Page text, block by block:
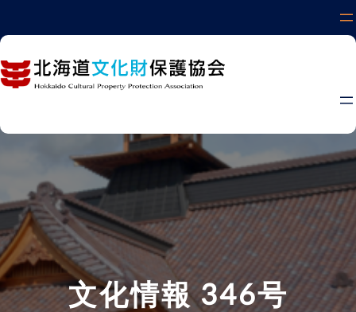
ス
キ
プ
文化情報 346号